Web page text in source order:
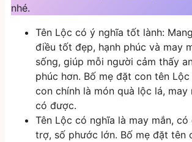
nhé.
Tên Lộc có ý nghĩa tốt lành:
điều tốt đẹp, hạnh phúc và may
sống, giúp mỗi người cảm thấy
phúc hơn. Bố mẹ đặt con tên
con chính là món quà lộc lá, may
có được.
Tên Lộc có nghĩa là may mắn, có
trợ, số phước lớn. Bố mẹ đặt tên